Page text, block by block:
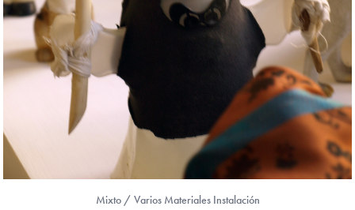
Mixto / Varios Materiales Instalación